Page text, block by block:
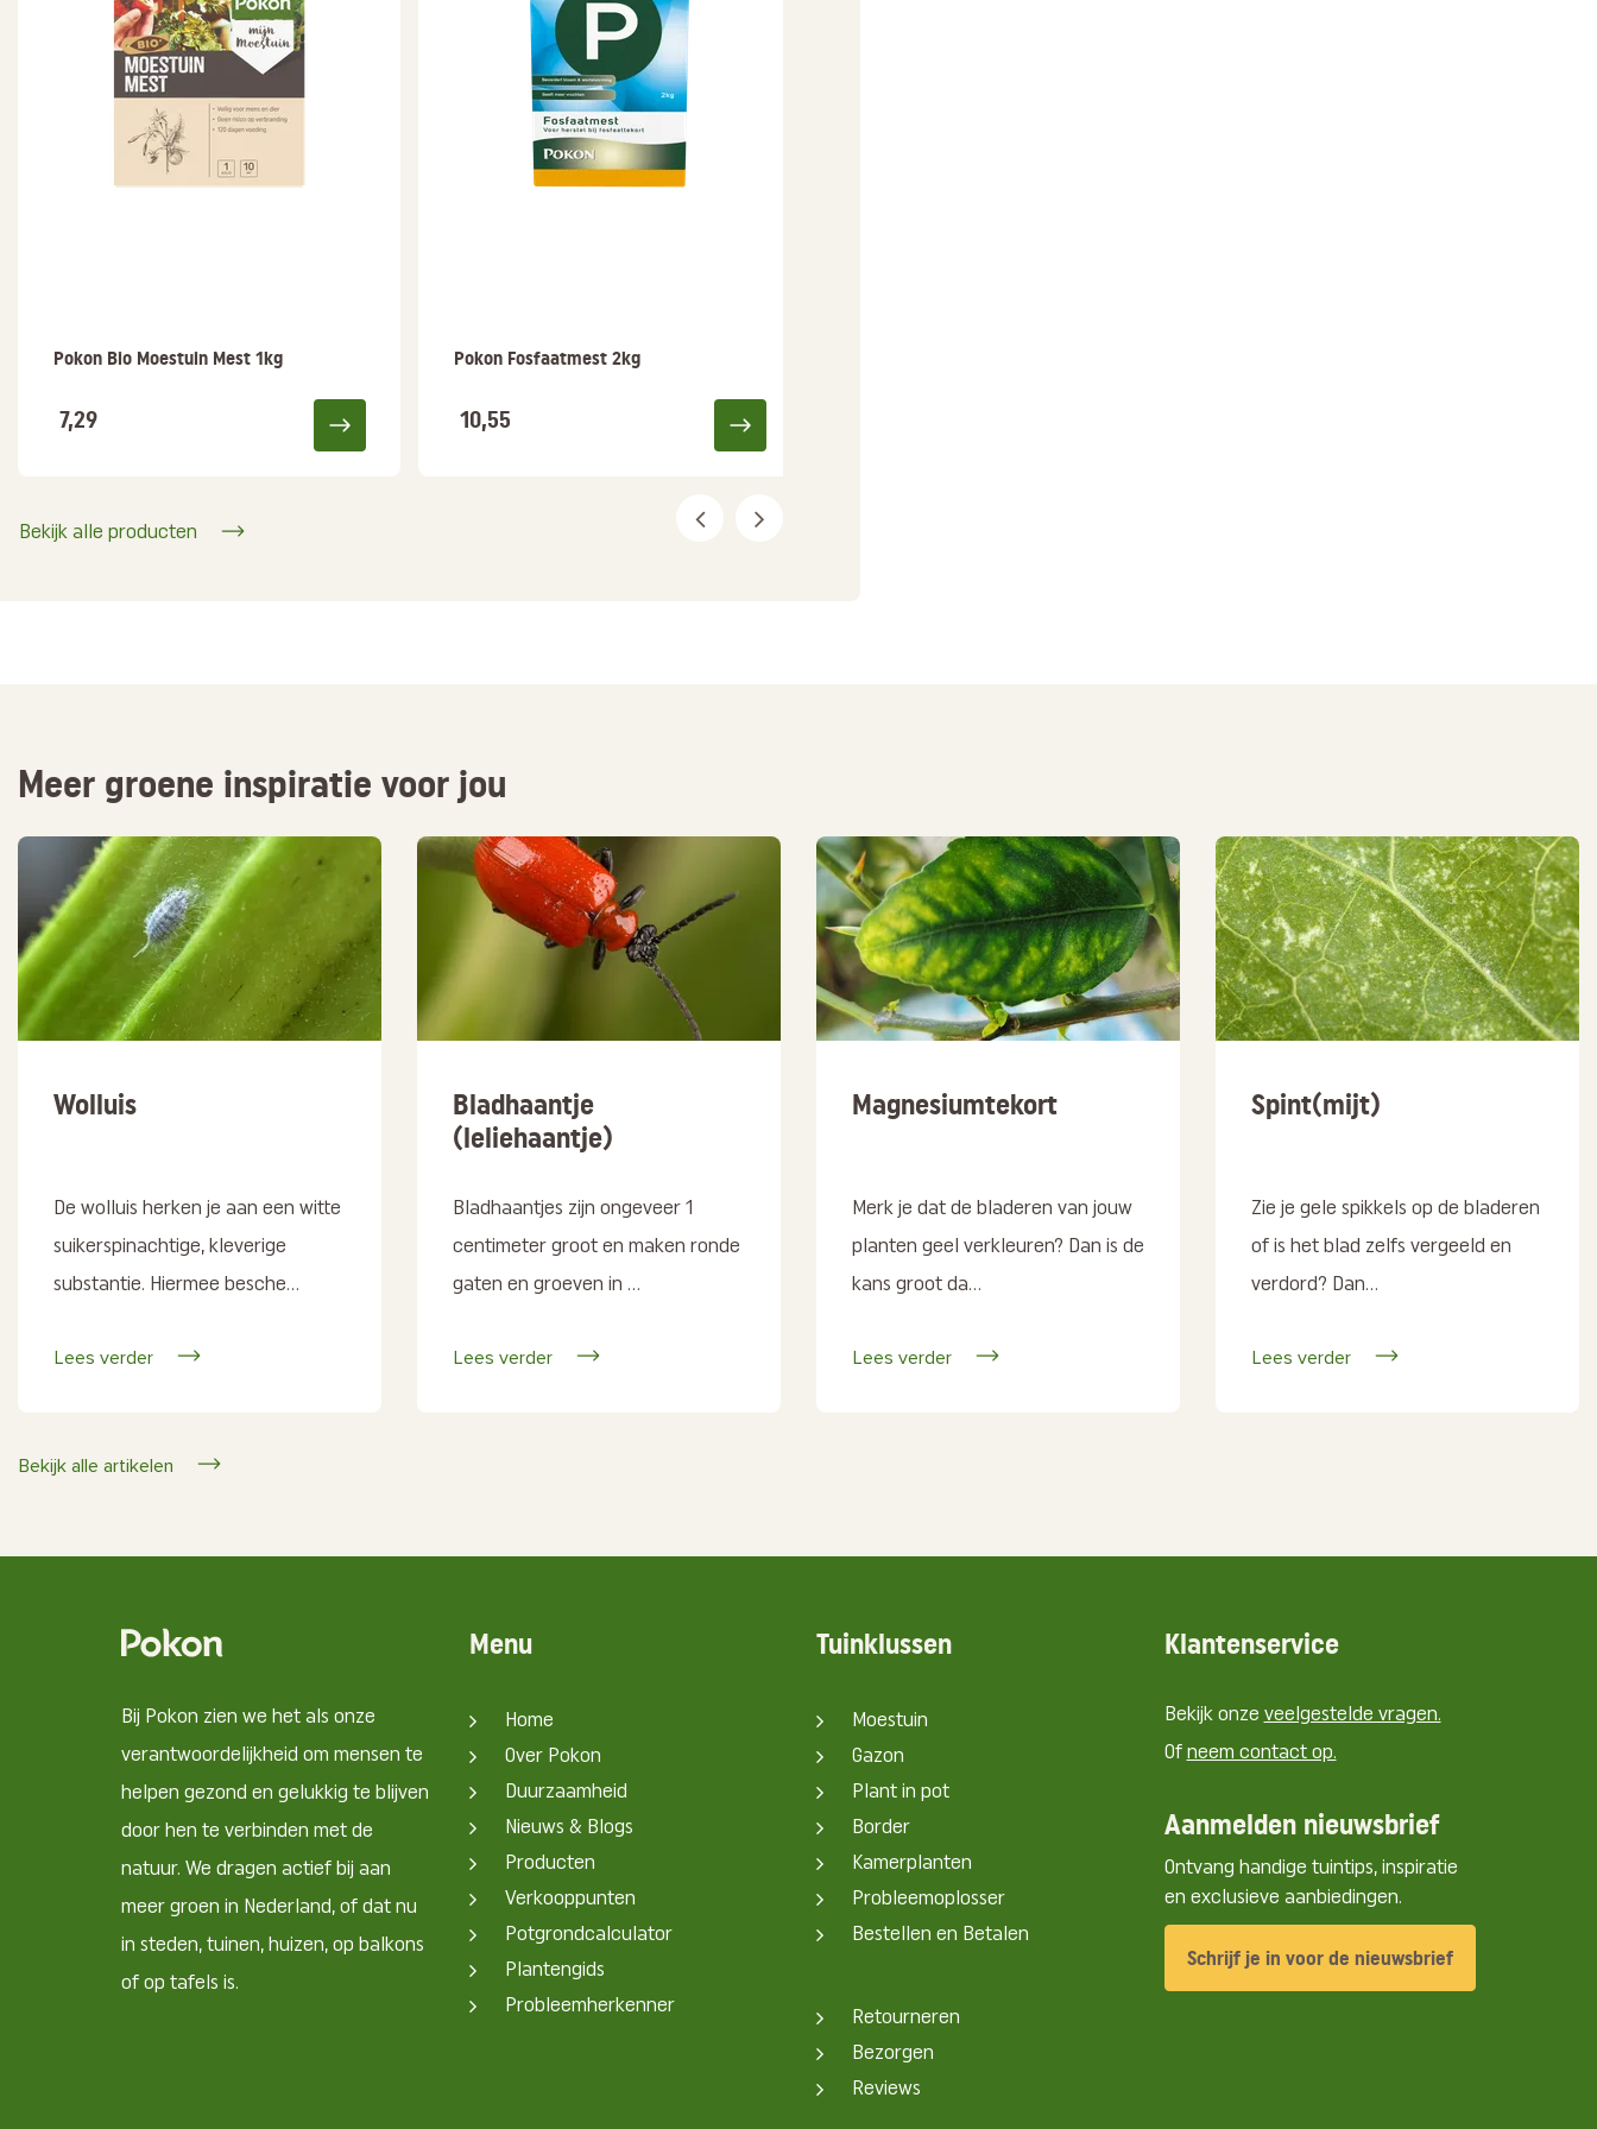
Pokon Bio Moestuin Mest 1kg
7,29
Pokon Fosfaatmest 2kg
10,55
Bekijk alle producten
Meer groene inspiratie voor jou
Wolluis
De wolluis herken je aan een witte
suikerspinachtige, kleverige
substantie. Hiermee besche...
Lees verder
Bladhaantje
(leliehaantje)
Bladhaantjes zijn ongeveer 1
centimeter groot en maken ronde
gaten en groeven in ...
Lees verder
Magnesiumtekort
Merk je dat de bladeren van jouw
planten geel verkleuren? Dan is de
kans groot da...
Lees verder
Spint(mijt)
Zie je gele spikkels op de bladeren
of is het blad zelfs vergeeld en
verdord? Dan...
Lees verder
Bekijk alle artikelen
Bij Pokon zien we het als onze
verantwoordelijkheid om mensen te
helpen gezond en gelukkig te blijven
door hen te verbinden met de
natuur. We dragen actief bij aan
meer groen in Nederland, of dat nu
in steden, tuinen, huizen, op balkons
of op tafels is.
Menu
Home
Over Pokon
Duurzaamheid
Nieuws & Blogs
Producten
Verkooppunten
Potgrondcalculator
Plantengids
Probleemherkenner
Tuinklussen
Moestuin
Gazon
Plant in pot
Border
Kamerplanten
Probleemoplosser
Bestellen en Betalen
Retourneren
Bezorgen
Reviews
Klantenservice
Bekijk onze veelgestelde vragen.
Of neem contact op.
Aanmelden nieuwsbrief
Ontvang handige tuintips, inspiratie
en exclusieve aanbiedingen.
Schrijf je in voor de nieuwsbrief